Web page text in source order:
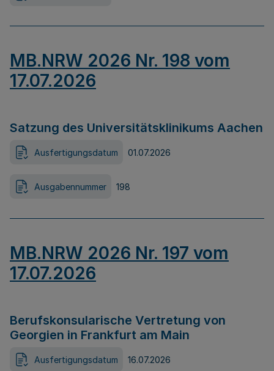
MB.NRW 2026 Nr. 198 vom
17.07.2026
Satzung des Universitätsklinikums Aachen
Ausfertigungsdatum 01.07.2026
Ausgabennummer 198
MB.NRW 2026 Nr. 197 vom
17.07.2026
Berufskonsularische Vertretung von
Georgien in Frankfurt am Main
Ausfertigungsdatum 16.07.2026